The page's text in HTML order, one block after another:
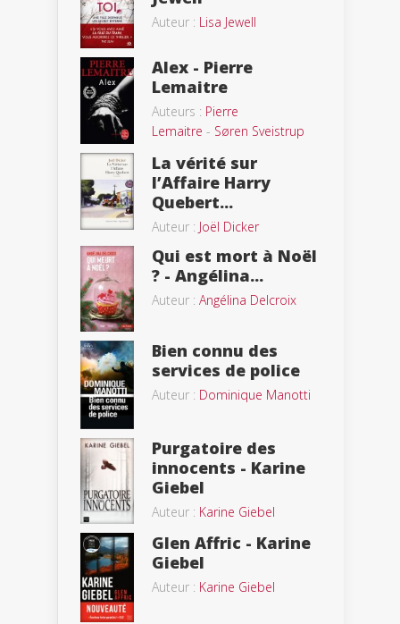
Auteur : Lisa Jewell
Alex - Pierre
Lemaitre
Auteurs : Pierre
Lemaitre - Søren Sveistrup
La vérité sur
l’Affaire Harry
Quebert...
Auteur : Joël Dicker
Qui est mort à Noël
? - Angélina...
Auteur : Angélina Delcroix
Bien connu des
services de police
Auteur : Dominique Manotti
Purgatoire des
innocents - Karine
Giebel
Auteur : Karine Giebel
Glen Affric - Karine
Giebel
Auteur : Karine Giebel